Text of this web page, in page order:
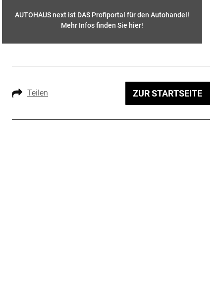
AUTOHAUS next ist DAS Profiportal für den Autohandel!
Mehr Infos finden Sie hier!
Teilen ZUR STARTSEITE